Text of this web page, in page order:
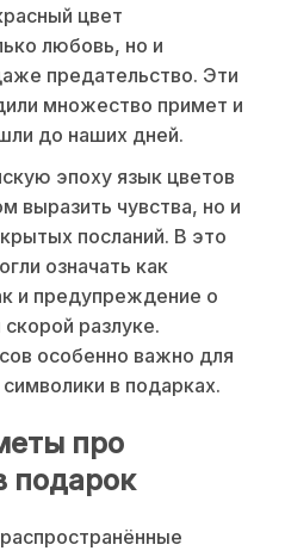
цвет
любовь, но и
предательство. Эти
множество примет и
до наших дней.
эпоху язык цветов
выразить чувства, но и
посланий. В это
означать как
и предупреждение о
разлуке.
особенно важно для
в подарках.
про
подарок